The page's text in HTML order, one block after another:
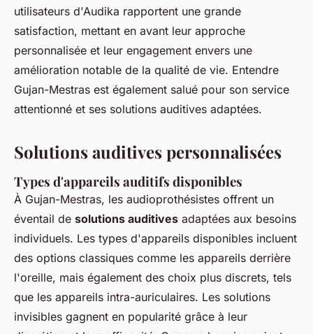
utilisateurs d'Audika rapportent une grande
satisfaction, mettant en avant leur approche
personnalisée et leur engagement envers une
amélioration notable de la qualité de vie. Entendre
Gujan-Mestras est également salué pour son service
attentionné et ses solutions auditives adaptées.
Solutions auditives personnalisées
Types d'appareils auditifs disponibles
À Gujan-Mestras, les audioprothésistes offrent un
éventail de solutions auditives adaptées aux besoins
individuels. Les types d'appareils disponibles incluent
des options classiques comme les appareils derrière
l'oreille, mais également des choix plus discrets, tels
que les appareils intra-auriculaires. Les solutions
invisibles gagnent en popularité grâce à leur